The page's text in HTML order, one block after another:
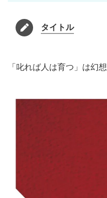
タイトル
「叱れば人は育つ」は幻想